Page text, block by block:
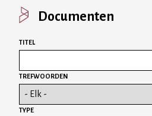
Documenten
TITEL
TREFWOORDEN
TYPE